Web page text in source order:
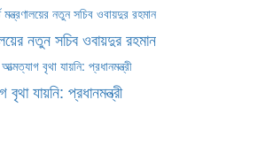
নতুন সচিব ওবায়দুর রহমান
যায়নি: প্রধানমন্ত্রী